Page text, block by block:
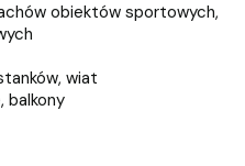
obiektów sportowych,
wiat
balkony